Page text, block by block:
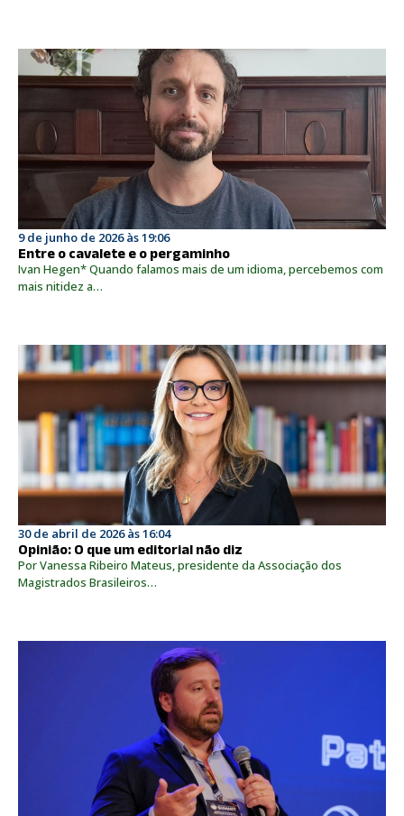
9 de junho de 2026 às 19:06
Entre o cavalete e o pergaminho
Ivan Hegen* Quando falamos mais de um idioma, percebemos com
mais nitidez a…
30 de abril de 2026 às 16:04
Opinião: O que um editorial não diz
Por Vanessa Ribeiro Mateus, presidente da Associação dos
Magistrados Brasileiros…